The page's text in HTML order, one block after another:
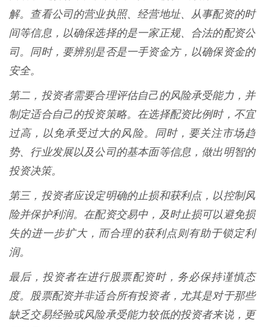
解。查看公司的营业执照、经营地址、从事配资的时
间等信息，以确保选择的是一家正规、合法的配资公
司。同时，要辨别是否是一手资金方，以确保资金的
安全。
第二，投资者需要合理评估自己的风险承受能力，并
制定适合自己的投资策略。在选择配资比例时，不宜
过高，以免承受过大的风险。同时，要关注市场趋
势、行业发展以及公司的基本面等信息，做出明智的
投资决策。
第三，投资者应设定明确的止损和获利点，以控制风
险并保护利润。在配资交易中，及时止损可以避免损
失的进一步扩大，而合理的获利点则有助于锁定利
润。
最后，投资者在进行股票配资时，务必保持谨慎态
度。股票配资并非适合所有投资者，尤其是对于那些
缺乏交易经验或风险承受能力较低的投资者来说，更